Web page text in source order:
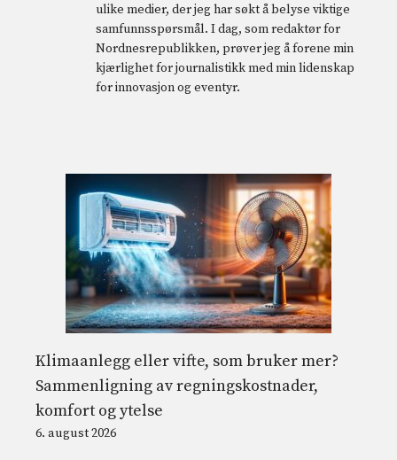
ulike medier, der jeg har søkt å belyse viktige
samfunnsspørsmål. I dag, som redaktør for
Nordnesrepublikken, prøver jeg å forene min
kjærlighet for journalistikk med min lidenskap
for innovasjon og eventyr.
Klimaanlegg eller vifte, som bruker mer?
Sammenligning av regningskostnader,
komfort og ytelse
6. august 2026